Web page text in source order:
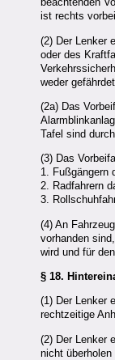
ist rechts
(2) Der Lenker
oder des
weder
(2a) Das
Tafel sind
(3) Das
1. Fußgängern
2. Radfahrern
3.
(4) An
vorhanden
wird und für
§ 18.
(1) Der Lenker
rechtzeitige
(2) Der Lenker
nicht